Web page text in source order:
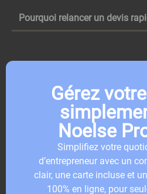
Pourquoi relancer un devis
Gérez
Noelse
Simplifiez votre
d’entrepreneur avec un
clair, une carte incluse et
100% en ligne, pour